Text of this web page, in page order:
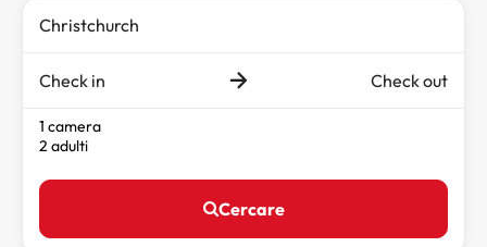
Check in Check out
1 camera
2 adulti
Cercare